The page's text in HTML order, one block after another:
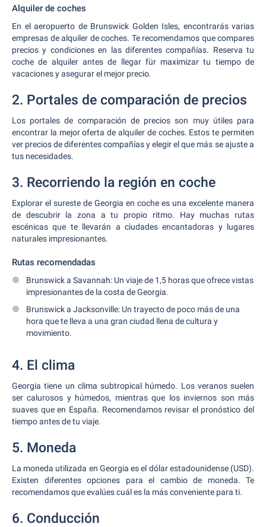
Alquiler de coches
En el aeropuerto de Brunswick Golden Isles, encontrarás varias
empresas de alquiler de coches. Te recomendamos que compares
precios y condiciones en las diferentes compañías. Reserva tu
coche de alquiler antes de llegar für maximizar tu tiempo de
vacaciones y asegurar el mejor precio.
2. Portales de comparación de precios
Los portales de comparación de precios son muy útiles para
encontrar la mejor oferta de alquiler de coches. Estos te permiten
ver precios de diferentes compañías y elegir el que más se ajuste a
tus necesidades.
3. Recorriendo la región en coche
Explorar el sureste de Georgia en coche es una excelente manera
de descubrir la zona a tu propio ritmo. Hay muchas rutas
escénicas que te llevarán a ciudades encantadoras y lugares
naturales impresionantes.
Rutas recomendadas
Brunswick a Savannah: Un viaje de 1,5 horas que ofrece vistas
impresionantes de la costa de Georgia.
Brunswick a Jacksonville: Un trayecto de poco más de una
hora que te lleva a una gran ciudad llena de cultura y
movimiento.
4. El clima
Georgia tiene un clima subtropical húmedo. Los veranos suelen
ser calurosos y húmedos, mientras que los inviernos son más
suaves que en España. Recomendamos revisar el pronóstico del
tiempo antes de tu viaje.
5. Moneda
La moneda utilizada en Georgia es el dólar estadounidense (USD).
Existen diferentes opciones para el cambio de moneda. Te
recomendamos que evalúes cuál es la más conveniente para ti.
6. Conducción